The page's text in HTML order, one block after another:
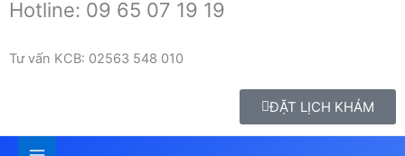
Hotline: 09 65 07 19 19
Tư vấn KCB: 02563 548 010
ĐẶT LỊCH KHÁM